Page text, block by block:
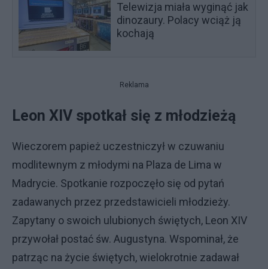
Telewizja miała wyginąć jak
dinozaury. Polacy wciąż ją
kochają
Reklama
Leon XIV spotkał się z młodzieżą
Wieczorem papież uczestniczył w czuwaniu
modlitewnym z młodymi na Plaza de Lima w
Madrycie. Spotkanie rozpoczęło się od pytań
zadawanych przez przedstawicieli młodzieży.
Zapytany o swoich ulubionych świętych, Leon XIV
przywołał postać św. Augustyna. Wspominał, że
patrząc na życie świętych, wielokrotnie zadawał